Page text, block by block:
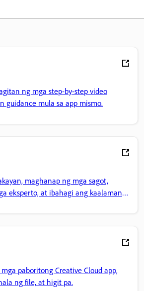
ng mga step-by-step video
guidance mula sa app mismo.
maghanap ng mga sagot,
eksperto, at ibahagi ang kaalaman
paboritong Creative Cloud app,
ng file, at higit pa.